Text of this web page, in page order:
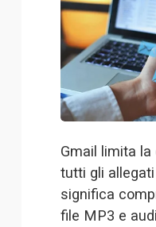
Gmail limita
tutti gli
significa
file MP3 e